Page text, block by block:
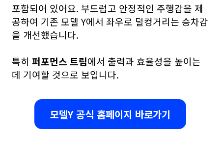
포함되어 있어요. 부드럽고 안정적인 주행감을 제
공하여 기존 모델 Y에서 좌우로 덜컹거리는 승차감
을 개선했습니다.
특히 퍼포먼스 트림에서 출력과 효율성을 높이는
데 기여할 것으로 보입니다.
모델Y 공식 홈페이지 바로가기